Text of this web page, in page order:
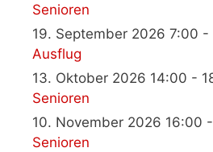
Senioren
19. September 2026 7:00 -
Ausflug
13. Oktober 2026 14:00 -
Senioren
10. November 2026 16:00
Senioren